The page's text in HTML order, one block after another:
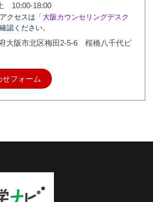
10:00-18:00
クセスは 「大阪カウンセリングデスク
認ください。
大阪市北区梅田2-5-6 桜橋八千代ビ
せフォーム